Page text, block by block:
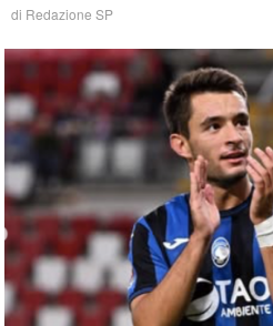
di Redazione SP